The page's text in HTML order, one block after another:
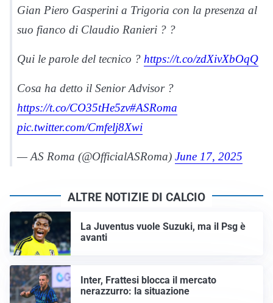
Gian Piero Gasperini a Trigoria con la presenza al
suo fianco di Claudio Ranieri ? ?
Qui le parole del tecnico ? https://t.co/zdXivXbOqQ
Cosa ha detto il Senior Advisor ?
https://t.co/CO35tHe5zv#ASRoma
pic.twitter.com/Cmfelj8Xwi
— AS Roma (@OfficialASRoma) June 17, 2025
ALTRE NOTIZIE DI CALCIO
La Juventus vuole Suzuki, ma il Psg è
avanti
Inter, Frattesi blocca il mercato
nerazzurro: la situazione